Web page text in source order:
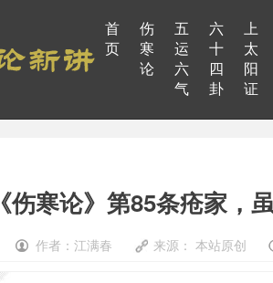
首
页
伤
寒
论
五
运
六
气
六
十
四
卦
上
太
阳
证
《伤寒论》第85条疮家，
作者：江满春 来源： 本站原创